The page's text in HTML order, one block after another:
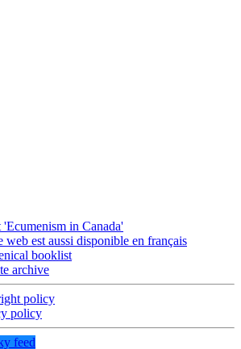
in Canada'
web est aussi disponible en français
booklist
archive
policy
policy
feed